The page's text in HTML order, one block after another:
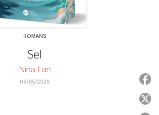
ROMANS
Sel
Nina Lan
06/05/2026